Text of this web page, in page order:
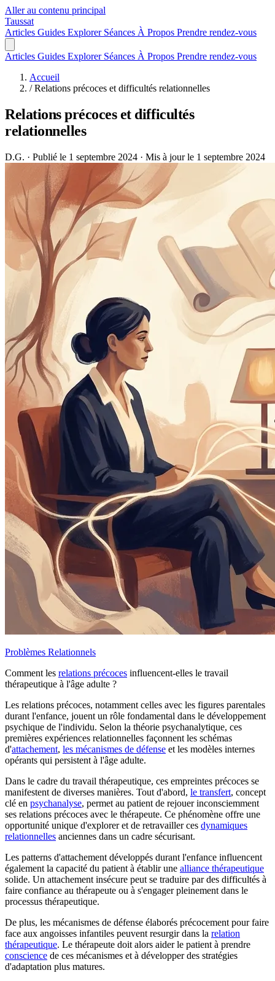
Aller au contenu principal
Taussat
Articles Guides Explorer Séances À Propos Prendre rendez-vous
Articles Guides Explorer Séances À Propos Prendre rendez-vous
Accueil
/ Relations précoces et difficultés relationnelles
Relations précoces et difficultés
relationnelles
D.G. · Publié le 1 septembre 2024 · Mis à jour le 1 septembre 2024
Problèmes Relationnels
Comment les relations précoces influencent-elles le travail
thérapeutique à l'âge adulte ?
Les relations précoces, notamment celles avec les figures parentales
durant l'enfance, jouent un rôle fondamental dans le développement
psychique de l'individu. Selon la théorie psychanalytique, ces
premières expériences relationnelles façonnent les schémas
d'attachement, les mécanismes de défense et les modèles internes
opérants qui persistent à l'âge adulte.
Dans le cadre du travail thérapeutique, ces empreintes précoces se
manifestent de diverses manières. Tout d'abord, le transfert, concept
clé en psychanalyse, permet au patient de rejouer inconsciemment
ses relations précoces avec le thérapeute. Ce phénomène offre une
opportunité unique d'explorer et de retravailler ces dynamiques
relationnelles anciennes dans un cadre sécurisant.
Les patterns d'attachement développés durant l'enfance influencent
également la capacité du patient à établir une alliance thérapeutique
solide. Un attachement insécure peut se traduire par des difficultés à
faire confiance au thérapeute ou à s'engager pleinement dans le
processus thérapeutique.
De plus, les mécanismes de défense élaborés précocement pour faire
face aux angoisses infantiles peuvent resurgir dans la relation
thérapeutique. Le thérapeute doit alors aider le patient à prendre
conscience de ces mécanismes et à développer des stratégies
d'adaptation plus matures.